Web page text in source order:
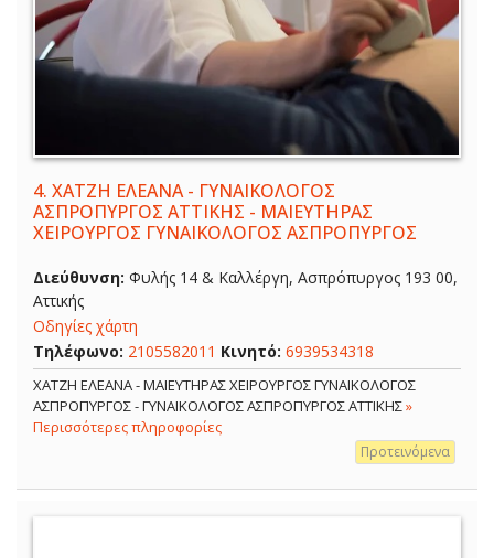
4. ΧΑΤΖΗ ΕΛΕΑΝΑ - ΓΥΝΑΙΚΟΛΟΓΟΣ
ΑΣΠΡΟΠΥΡΓΟΣ ΑΤΤΙΚΗΣ - ΜΑΙΕΥΤΗΡΑΣ
ΧΕΙΡΟΥΡΓΟΣ ΓΥΝΑΙΚΟΛΟΓΟΣ ΑΣΠΡΟΠΥΡΓΟΣ
Διεύθυνση: Φυλής 14 & Καλλέργη, Ασπρόπυργος 193 00,
Αττικής
Οδηγίες χάρτη
Τηλέφωνο: 2105582011 Κινητό: 6939534318
ΧΑΤΖΗ ΕΛΕΑΝΑ - ΜΑΙΕΥΤΗΡΑΣ ΧΕΙΡΟΥΡΓΟΣ ΓΥΝΑΙΚΟΛΟΓΟΣ
ΑΣΠΡΟΠΥΡΓΟΣ - ΓΥΝΑΙΚΟΛΟΓΟΣ ΑΣΠΡΟΠΥΡΓΟΣ ΑΤΤΙΚΗΣ»
Περισσότερες πληροφορίες
Προτεινόμενα